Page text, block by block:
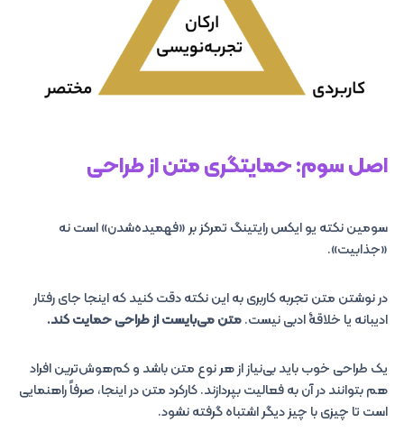
اصل سوم: حمایتگری متن از طراحی
سومین نکته یو ایکس رایتینگ تمرکز بر «فهمیده‌شدن» است نه
«جذابیت».
در نوشتن متن تجربه کاربری به این نکته دقت کنید که اینجا جای رفتار
ادیبانه یا خلاقۀ ادبی نیست.متن می‌بایست از طراحی حمایت کند.
یک طراحی خوب باید بی‌نیاز از هر نوع متن باشد و کم‌هوش‌ترین افراد
هم بتوانند در آن به فعالیت بپردازند. کارکرد متن در اینجا، صرفاً راهنمایی
است تا چیزی با چیز دیگر اشتباه گرفته نشود.